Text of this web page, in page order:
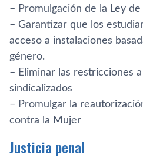
– Promulgación de la Ley de
– Garantizar que los
acceso a instalaciones
género.
– Eliminar las restricciones
sindicalizados
– Promulgar la
contra la Mujer
Justicia penal